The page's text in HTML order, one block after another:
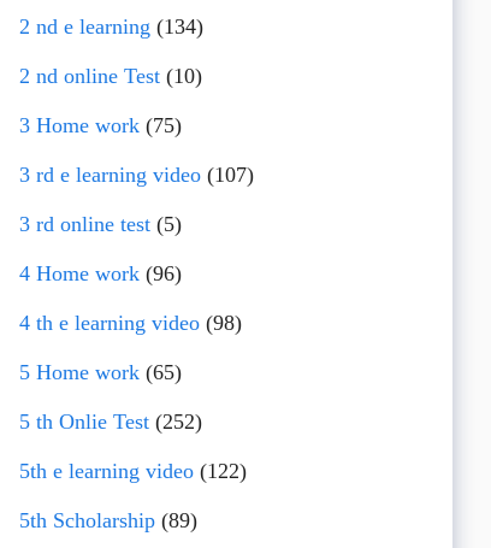
2 nd e learning (134)
2 nd online Test(10)
3 Home work(75)
3 rd e learning video(107)
3 rd online test(5)
4 Home work(96)
4 th e learning video(98)
5 Home work(65)
5 th Onlie Test(252)
5th e learning video(122)
5th Scholarship(89)